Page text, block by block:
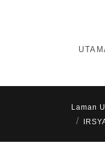
Laman